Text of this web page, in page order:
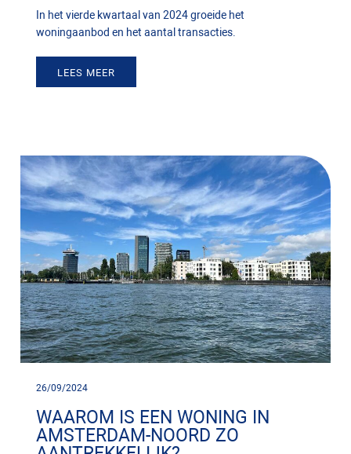
In het vierde kwartaal van 2024 groeide het
woningaanbod en het aantal transacties.
LEES MEER
26/09/2024
WAAROM IS EEN WONING IN
AMSTERDAM-NOORD ZO